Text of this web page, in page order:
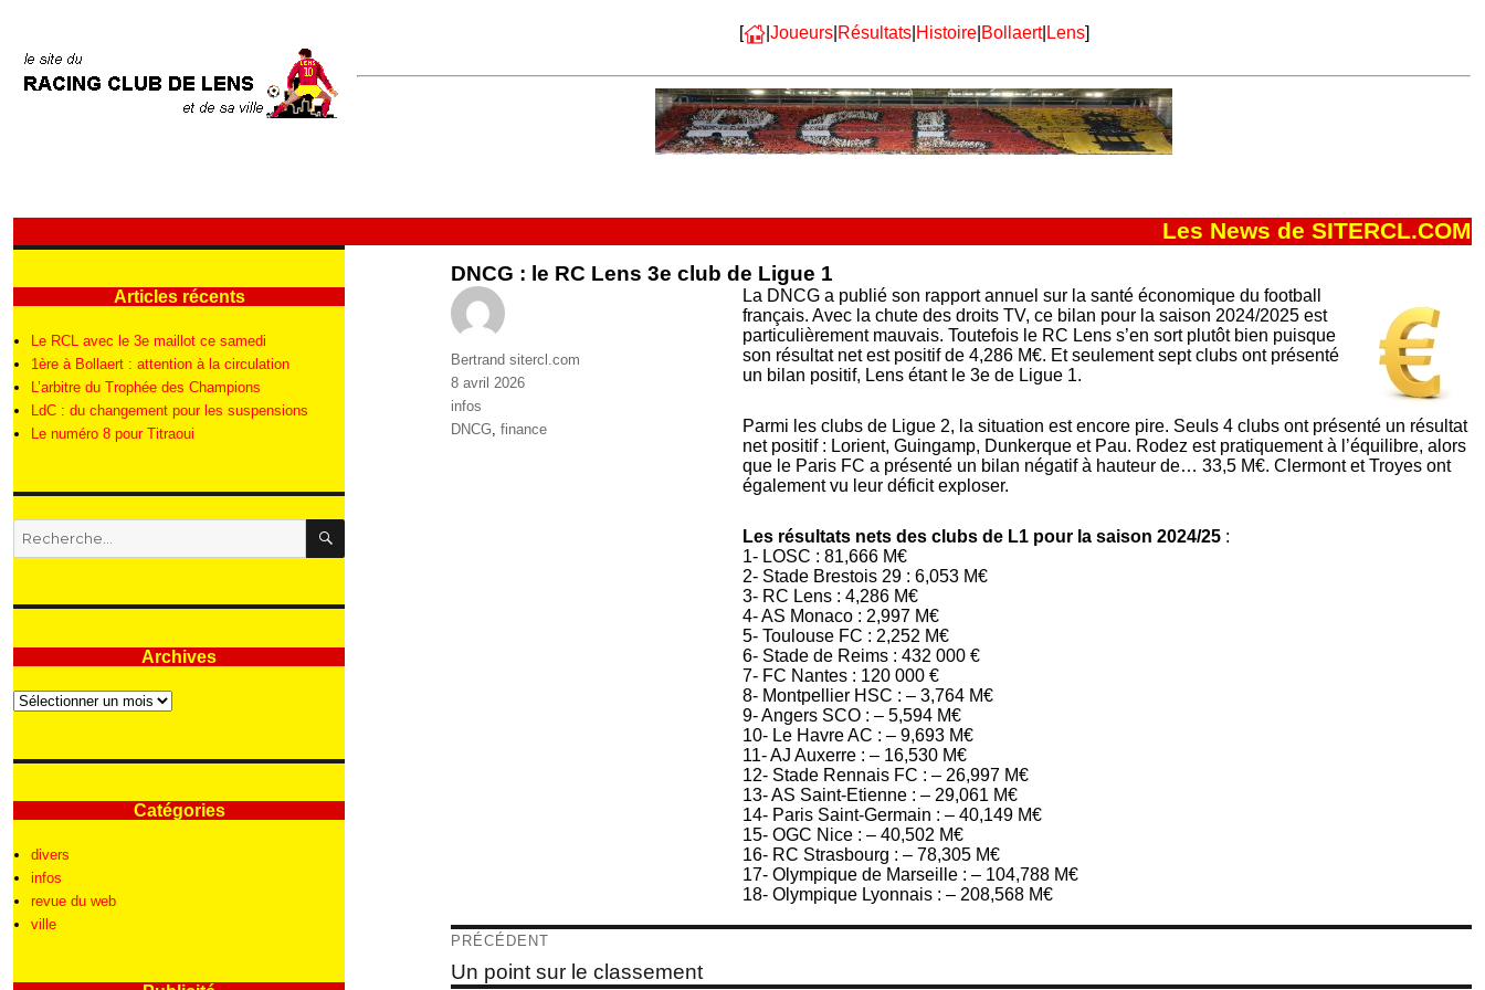
[ | Joueurs| Résultats| Histoire| Bollaert| Lens]
Les News de SITERCL.COM
DNCG : le RC Lens 3e club de Ligue 1
La DNCG a publié son rapport annuel sur la santé économique du football
français. Avec la chute des droits TV, ce bilan pour la saison 2024/2025 est
particulièrement mauvais. Toutefois le RC Lens s’en sort plutôt bien puisque
son résultat net est positif de 4,286 M€. Et seulement sept clubs ont présenté
un bilan positif, Lens étant le 3e de Ligue 1.
Parmi les clubs de Ligue 2, la situation est encore pire. Seuls 4 clubs ont présenté un résultat
net positif : Lorient, Guingamp, Dunkerque et Pau. Rodez est pratiquement à l’équilibre, alors
que le Paris FC a présenté un bilan négatif à hauteur de… 33,5 M€. Clermont et Troyes ont
également vu leur déficit exploser.
Les résultats nets des clubs de L1 pour la saison 2024/25 :
1- LOSC : 81,666 M€
2- Stade Brestois 29 : 6,053 M€
3- RC Lens : 4,286 M€
4- AS Monaco : 2,997 M€
5- Toulouse FC : 2,252 M€
6- Stade de Reims : 432 000 €
7- FC Nantes : 120 000 €
8- Montpellier HSC : – 3,764 M€
9- Angers SCO : – 5,594 M€
10- Le Havre AC : – 9,693 M€
11- AJ Auxerre : – 16,530 M€
12- Stade Rennais FC : – 26,997 M€
13- AS Saint-Etienne : – 29,061 M€
14- Paris Saint-Germain : – 40,149 M€
15- OGC Nice : – 40,502 M€
16- RC Strasbourg : – 78,305 M€
17- Olympique de Marseille : – 104,788 M€
18- Olympique Lyonnais : – 208,568 M€
Auteur
Bertrand sitercl.com
Publié
le
8 avril 2026
Catégories
infos
Étiquettes
DNCG, finance
Navigation
de
PRÉCÉDENT
Article
Un point sur le classement
Articles récents
Le RCL avec le 3e maillot ce samedi
1ère à Bollaert : attention à la circulation
L’arbitre du Trophée des Champions
LdC : du changement pour les suspensions
Le numéro 8 pour Titraoui
Recherche
pour
RECHERCHE
Archives
Archives
Catégories
divers
infos
revue du web
ville